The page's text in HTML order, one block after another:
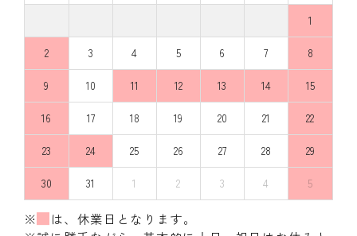
1
2 3 4 5 6 7 8
9 10 11 12 13 14 15
16 17 18 19 20 21 22
23 24 25 26 27 28 29
30 31 1 2 3 4 5
※
は、休業日となります。